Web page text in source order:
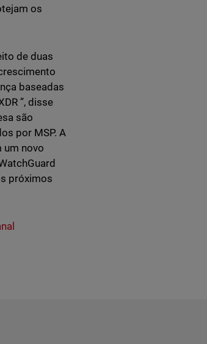
os
de duas
baseadas
”, disse
são
por MSP. A
um novo
próximos